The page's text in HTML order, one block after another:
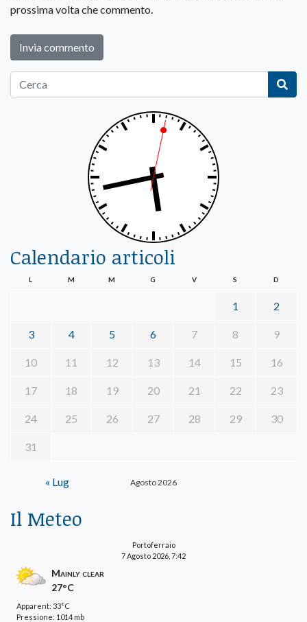
prossima volta che commento.
Calendario articoli
Agosto 2026
L M M G V S D
1 2
3 4 5 6 7 8 9
10 11 12 13 14 15 16
17 18 19 20 21 22 23
24 25 26 27 28 29 30
31
« Lug
Il Meteo
Portoferraio
7 Agosto 2026, 7:42
Mainly clear
27°C
Apparent: 33°C
Pressione: 1014 mb